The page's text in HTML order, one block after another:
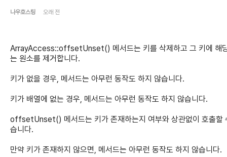
나우호스팅 오래 전
ArrayAccess::offsetUnset() 메서드는 키를 삭제하고 그 키에 해
는 원소를 제거합니다.
키가 없을 경우, 메서드는 아무런 동작도 하지 않습니다.
키가 배열에 없는 경우, 메서드는 아무런 동작도 하지 않습니다.
offsetUnset() 메서드는 키가 존재하는지 여부와 상관없이 호출할
습니다.
만약 키가 존재하지 않으면, 메서드는 아무런 동작도 하지 않습니다.